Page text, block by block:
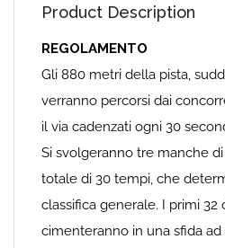
Product Description
REGOLAMENTO
Gli 880 metri della pista,
verranno percorsi dai
il via cadenzati ogni 30
Si svolgeranno tre manche
totale di 30 tempi, che
classifica generale. I primi 32
cimenteranno in una sfida